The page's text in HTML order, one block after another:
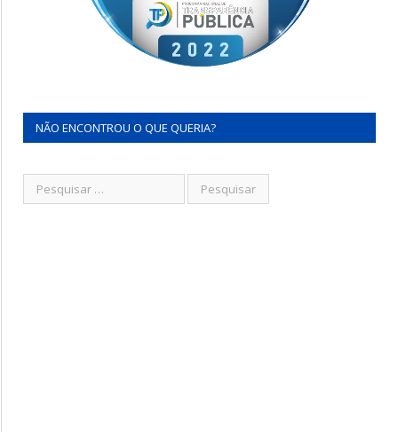
NÃO ENCONTROU O QUE QUERIA?